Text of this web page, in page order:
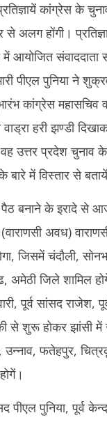
कांग्रेस के
से अलग होंगी।
में आयोजित संवाददाता
पीएल पुनिया ने
कांग्रेस महासचिव
वाड्रा हरी झण्डी
उत्तर प्रदेश चुनाव
में विस्तार से
बनाने के इरादे से
अवध)
जिसमें चंदौली,
अमेठी जिले शामिल
पूर्व सांसद राजेश,
से शुरू होकर झांसी में
फतेहपुर,
पीएल पुनिया, पूर्व